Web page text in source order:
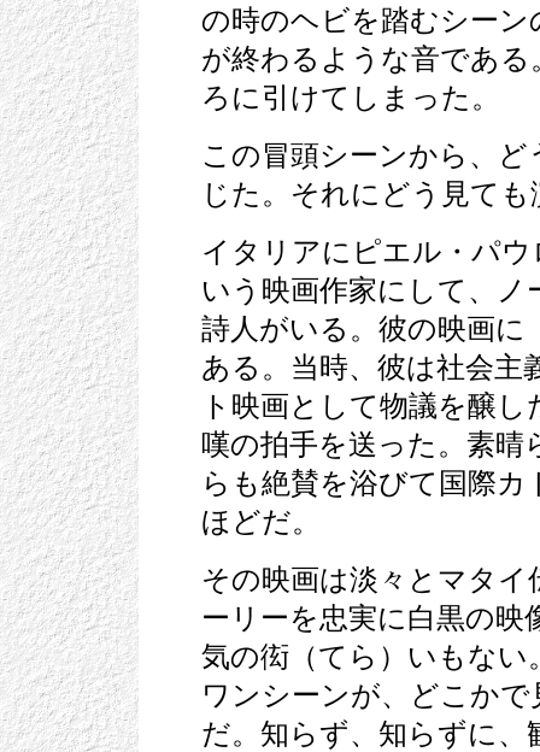
の時のヘビを踏むシー
が終わるような音であ
ろに引けてしまった。
この冒頭シーンから、
じた。それにどう見て
イタリアにピエル・パ
いう映画作家にして、
詩人がいる。彼の映画
ある。当時、彼は社会主
ト映画として物議を醸
嘆の拍手を送った。素
らも絶賛を浴びて国際
ほどだ。
その映画は淡々とマタ
ーリーを忠実に白黒の
気の衒（てら）いもな
ワンシーンが、どこか
だ。知らず、知らずに